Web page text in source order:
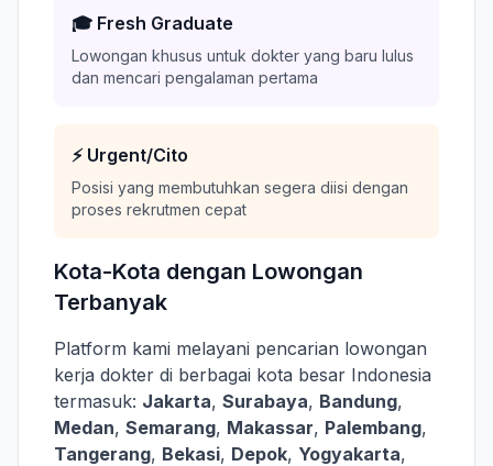
🎓 Fresh Graduate
Lowongan khusus untuk dokter yang baru lulus
dan mencari pengalaman pertama
⚡ Urgent/Cito
Posisi yang membutuhkan segera diisi dengan
proses rekrutmen cepat
Kota-Kota dengan Lowongan
Terbanyak
Platform kami melayani pencarian lowongan
kerja dokter di berbagai kota besar Indonesia
termasuk: Jakarta, Surabaya, Bandung,
Medan, Semarang, Makassar, Palembang,
Tangerang, Bekasi, Depok, Yogyakarta,